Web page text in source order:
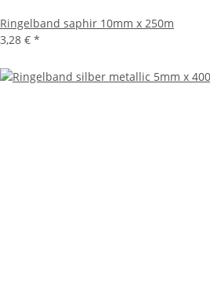
Ringelband saphir 10mm x 250m
3,28 € *